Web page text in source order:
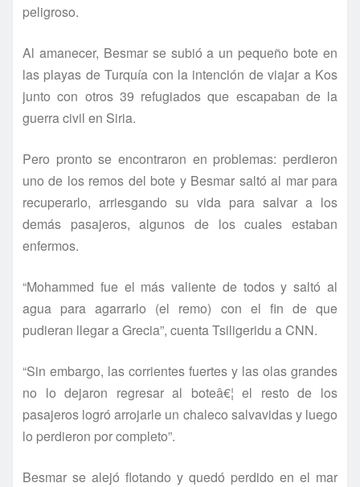
peligroso.
Al amanecer, Besmar se subió a un pequeño bote en
las playas de Turquí­a con la intención de viajar a Kos
junto con otros 39 refugiados que escapaban de la
guerra civil en Siria.
Pero pronto se encontraron en problemas: perdieron
uno de los remos del bote y Besmar saltó al mar para
recuperarlo, arriesgando su vida para salvar a los
demás pasajeros, algunos de los cuales estaban
enfermos.
“Mohammed fue el más valiente de todos y saltó al
agua para agarrarlo (el remo) con el fin de que
pudieran llegar a Grecia”, cuenta Tsiligeridu a CNN.
“Sin embargo, las corrientes fuertes y las olas grandes
no lo dejaron regresar al boteâ€¦ el resto de los
pasajeros logró arrojarle un chaleco salvavidas y luego
lo perdieron por completo”.
Besmar se alejó flotando y quedó perdido en el mar